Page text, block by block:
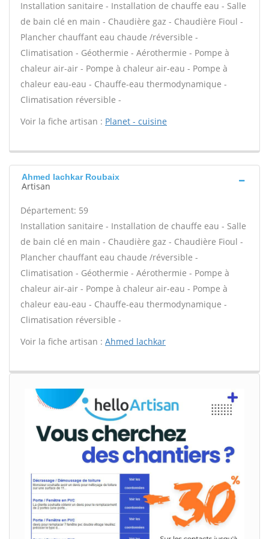
Installation sanitaire - Installation de chauffe eau - Salle
de bain clé en main - Chaudière gaz - Chaudière Fioul -
Plancher chauffant eau chaude /réversible -
Climatisation - Géothermie - Aérothermie - Pompe à
chaleur air-air - Pompe à chaleur air-eau - Pompe à
chaleur eau-eau - Chauffe-eau thermodynamique -
Climatisation réversible -
Voir la fiche artisan : Planet - cuisine
Ahmed lachkar Roubaix
Artisan
Département: 59
Installation sanitaire - Installation de chauffe eau - Salle
de bain clé en main - Chaudière gaz - Chaudière Fioul -
Plancher chauffant eau chaude /réversible -
Climatisation - Géothermie - Aérothermie - Pompe à
chaleur air-air - Pompe à chaleur air-eau - Pompe à
chaleur eau-eau - Chauffe-eau thermodynamique -
Climatisation réversible -
Voir la fiche artisan : Ahmed lachkar